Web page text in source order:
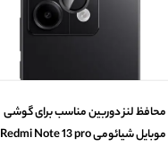
محافظ لنز دوربین مناسب برای گوشی
موبایل شیائومی Redmi Note 13 pro